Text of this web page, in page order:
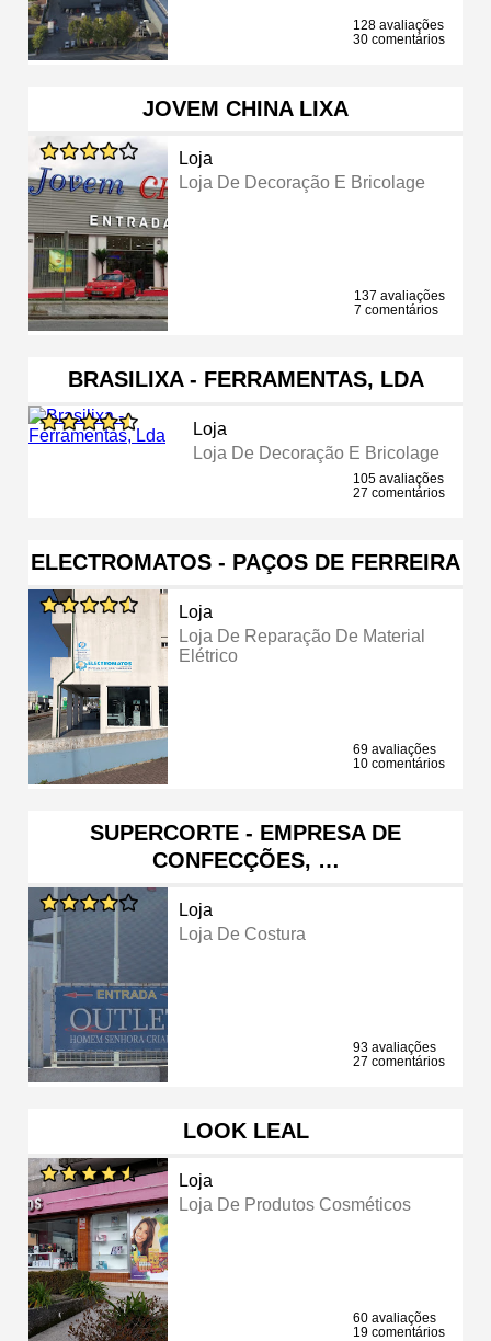
128 avaliações
30 comentários
JOVEM CHINA LIXA
Loja
Loja De Decoração E Bricolage
137 avaliações
7 comentários
BRASILIXA - FERRAMENTAS, LDA
Loja
Loja De Decoração E Bricolage
105 avaliações
27 comentários
ELECTROMATOS - PAÇOS DE FERREIRA
Loja
Loja De Reparação De Material
Elétrico
69 avaliações
10 comentários
SUPERCORTE - EMPRESA DE
CONFECÇÕES, …
Loja
Loja De Costura
93 avaliações
27 comentários
LOOK LEAL
Loja
Loja De Produtos Cosméticos
60 avaliações
19 comentários